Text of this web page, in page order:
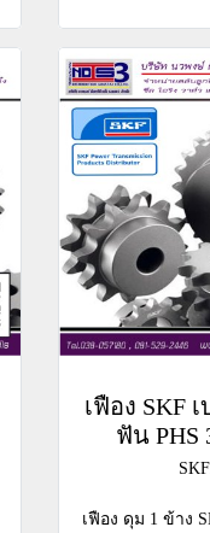
เฟือง SKF
ฟัน PHS
เฟือง ดุม 1 ข้าง